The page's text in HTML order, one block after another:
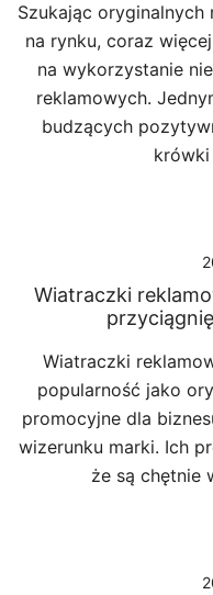
Szukając
na rynku, coraz
na wykorzystanie
reklamowych.
budzących
Wiatraczki
Wiatraczki
popularność jako
promocyjne dla
wizerunku marki. Ich
że są chętnie